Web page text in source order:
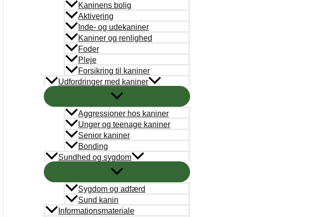
Kaninens bolig
Aktivering
Inde- og udekaniner
Kaniner og renlighed
Foder
Pleje
Forsikring til kaniner
Udfordringer med kaniner
Aggressioner hos kaniner
Unger og teenage kaniner
Senior kaniner
Bonding
Sundhed og sygdom
Sygdom og adfærd
Sund kanin
Informationsmateriale
NYTTIGE LINKS
Vores arbejde
Bestyrelse
Læringsportal
Kaninregister
Bliv medlem
Handelsbetingelser
Abonnementsbetingelser
PetDK